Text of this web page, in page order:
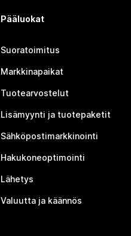
Pääluokat
Suoratoimitus
Markkinapaikat
Tuotearvostelut
Lisämyynti ja tuotepaketit
Sähköpostimarkkinointi
Hakukoneoptimointi
Lähetys
Valuutta ja käännös